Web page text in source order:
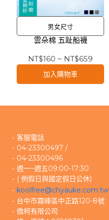
男女尺寸
雲朵棉 五趾船襪
NT$160 ~ NT$659
加入購物車
客服電話
04-23300497 /
04-23300496
週一~週五09:00-17:30
( 例假日與國定假日公休)
koolfree@chyauke.com.tw
台中市霧峰區中正路120-8號
僑柯有限公司